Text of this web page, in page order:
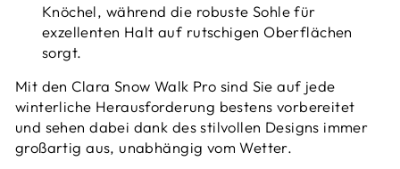
Knöchel, während die robuste Sohle für
exzellenten Halt auf rutschigen Oberflächen
sorgt.
Mit den Clara Snow Walk Pro sind Sie auf jede
winterliche Herausforderung bestens vorbereitet
und sehen dabei dank des stilvollen Designs immer
großartig aus, unabhängig vom Wetter.